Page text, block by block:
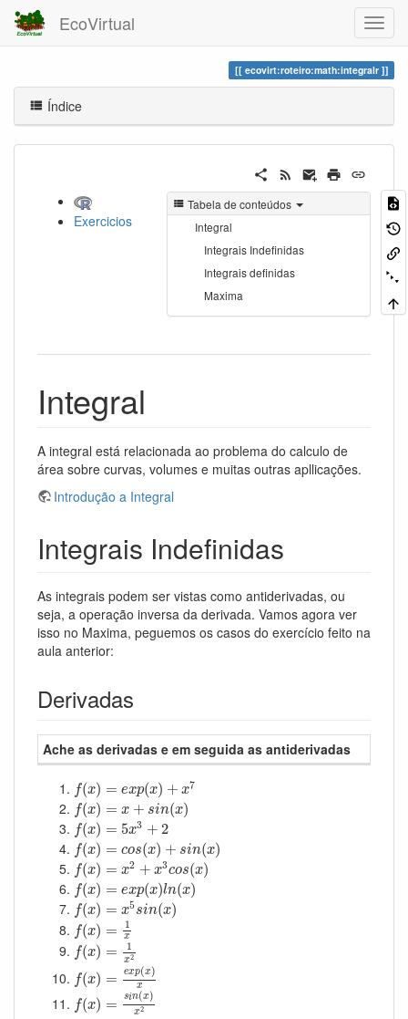
EcoVirtual
ecovirt:roteiro:math:integralr
Índice
Tabela de conteúdos
Integral
Integrais Indefinidas
Integrais definidas
Maxima
Exercicios
Integral
A integral está relacionada ao problema do calculo de
área sobre curvas, volumes e muitas outras apllicações.
Introdução a Integral
Integrais Indefinidas
As integrais podem ser vistas como antiderivadas, ou
seja, a operação inversa da derivada. Vamos agora ver
isso no Maxima, peguemos os casos do exercício feito na
aula anterior:
Derivadas
Ache as derivadas e em seguida as antiderivadas
f(x) = exp(x) + x7
(x)= p(x)+x
f(x) = x + sin(x)
f(x)= s n (x)
f(x) = 5x3 + 2
f(x)= 3+2
f(x) = cos(x) + sin(x)
f(x)= s(x)+s n x)
f(x) = x2 + x3cos(x)
f(x)= +x3cos(x)
f(x) = exp(x)ln(x)
f(x)= p(x)ln(x)
f(x) = x5sin(x)
f(x)= sin(x)
f(x) = 1
x
f(x)=
f(x) = 1
x2
f(x)= 2
f(x) = exp(x)
x
f x = p(x)x
f(x) = sin(x)
x2
f x)= (x)x2